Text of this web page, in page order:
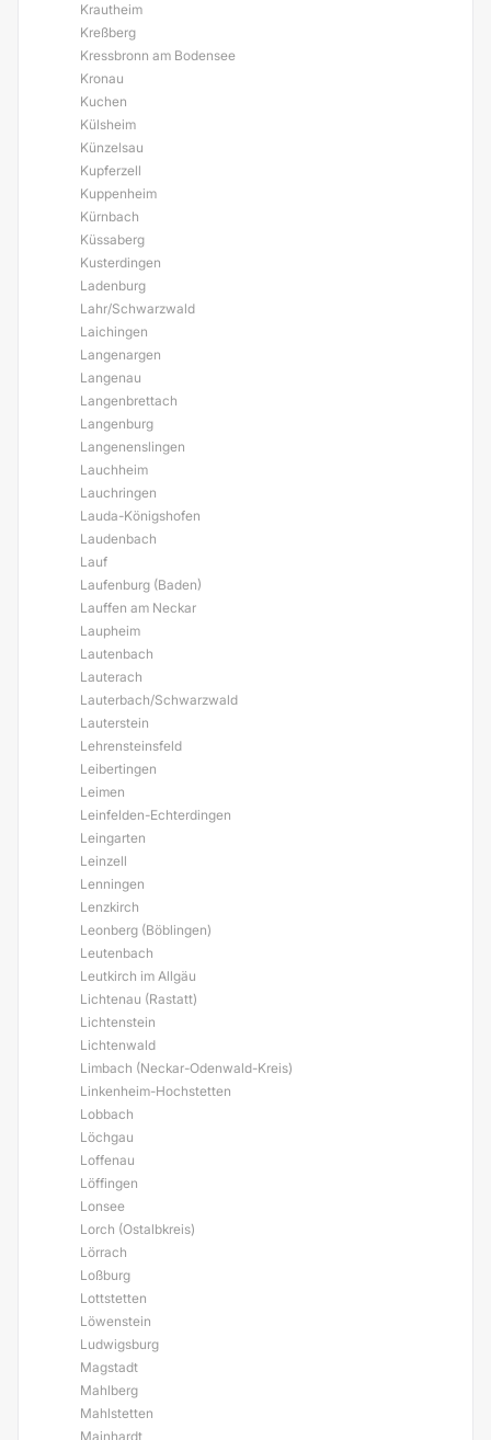
Krautheim
Kreßberg
Kressbronn am Bodensee
Kronau
Kuchen
Külsheim
Künzelsau
Kupferzell
Kuppenheim
Kürnbach
Küssaberg
Kusterdingen
Ladenburg
Lahr/Schwarzwald
Laichingen
Langenargen
Langenau
Langenbrettach
Langenburg
Langenenslingen
Lauchheim
Lauchringen
Lauda-Königshofen
Laudenbach
Lauf
Laufenburg (Baden)
Lauffen am Neckar
Laupheim
Lautenbach
Lauterach
Lauterbach/Schwarzwald
Lauterstein
Lehrensteinsfeld
Leibertingen
Leimen
Leinfelden-Echterdingen
Leingarten
Leinzell
Lenningen
Lenzkirch
Leonberg (Böblingen)
Leutenbach
Leutkirch im Allgäu
Lichtenau (Rastatt)
Lichtenstein
Lichtenwald
Limbach (Neckar-Odenwald-Kreis)
Linkenheim-Hochstetten
Lobbach
Löchgau
Loffenau
Löffingen
Lonsee
Lorch (Ostalbkreis)
Lörrach
Loßburg
Lottstetten
Löwenstein
Ludwigsburg
Magstadt
Mahlberg
Mahlstetten
Mainhardt